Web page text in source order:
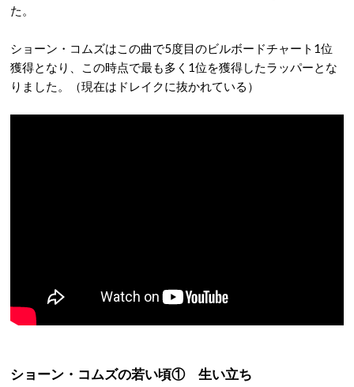
た。
ショーン・コムズはこの曲で5度目のビルボードチャート1位
獲得となり、この時点で最も多く1位を獲得したラッパーとな
りました。（現在はドレイクに抜かれている）
ショーン・コムズの若い頃① 生い立ち